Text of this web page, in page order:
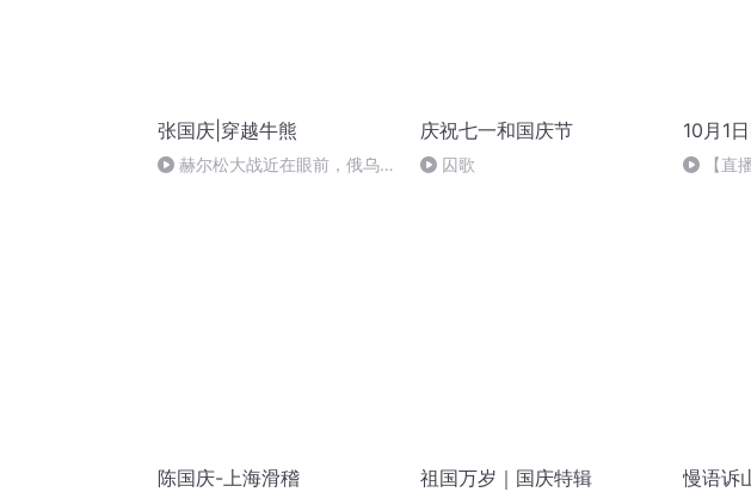
张国庆|穿越牛熊
赫尔松大战近在眼前，俄乌冲
庆祝七一和国庆节
囚歌
10月1
【直
陈国庆-上海滑稽 祖国万岁｜国庆特辑 慢语诉